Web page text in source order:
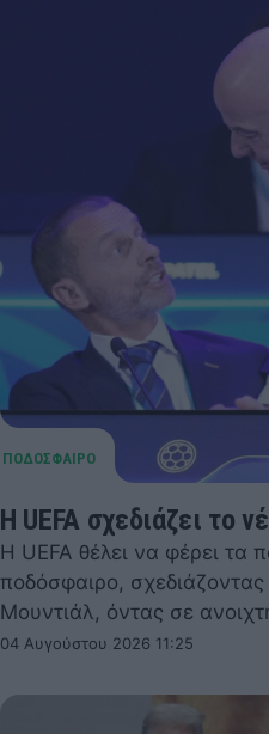
Η UEFA σχεδιάζει το
Η UEFA θέλει να φέρει
ποδόσφαιρο,
Μουντιάλ, όντας σε
04 Αυγούστου 2026 11:25